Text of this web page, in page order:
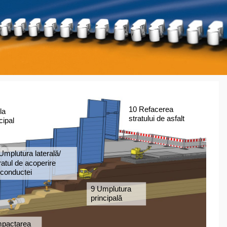
laterală/
de acoperire
9 Umplutura
principală
10 Refacerea
stratului de asfalt